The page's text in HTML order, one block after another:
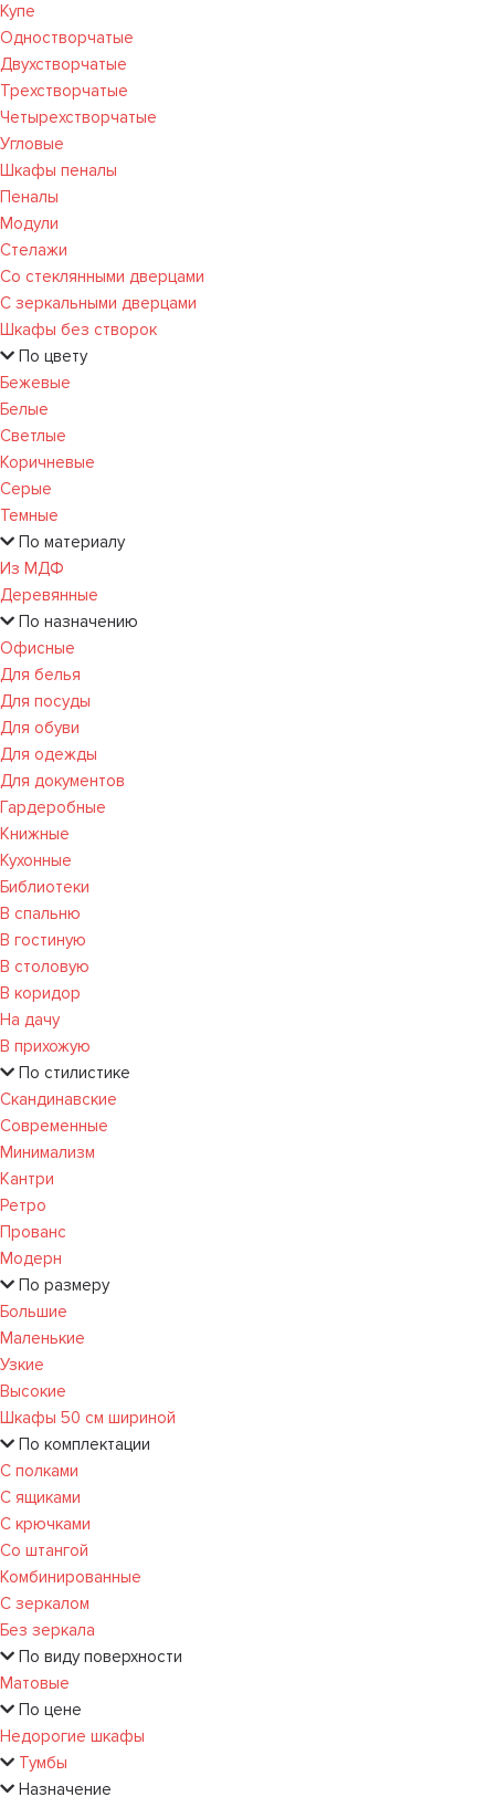
Купе
Одностворчатые
Двухстворчатые
Трехстворчатые
Четырехстворчатые
Угловые
Шкафы пеналы
Пеналы
Модули
Стелажи
Со стеклянными дверцами
С зеркальными дверцами
Шкафы без створок
По цвету
Бежевые
Белые
Светлые
Коричневые
Серые
Темные
По материалу
Из МДФ
Деревянные
По назначению
Офисные
Для белья
Для посуды
Для обуви
Для одежды
Для документов
Гардеробные
Книжные
Кухонные
Библиотеки
В спальню
В гостиную
В столовую
В коридор
На дачу
В прихожую
По стилистике
Скандинавские
Современные
Минимализм
Кантри
Ретро
Прованс
Модерн
По размеру
Большие
Маленькие
Узкие
Высокие
Шкафы 50 см шириной
По комплектации
С полками
С ящиками
С крючками
Со штангой
Комбинированные
С зеркалом
Без зеркала
По виду поверхности
Матовые
По цене
Недорогие шкафы
Тумбы
Назначение